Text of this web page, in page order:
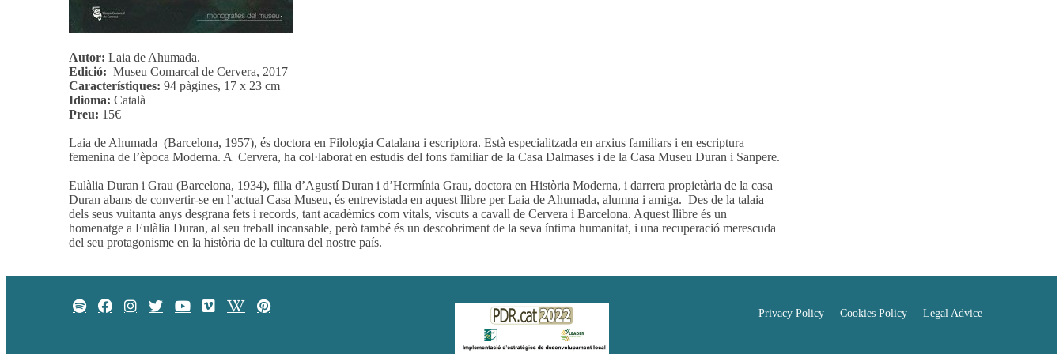
Autor: Laia de Ahumada.
Edició: Museu Comarcal de Cervera, 2017
Característiques: 94 pàgines, 17 x 23 cm
Idioma: Català
Preu: 15€
Laia de Ahumada (Barcelona, 1957), és doctora en Filologia Catalana i escriptora. Està especialitzada en arxius familiars i en escriptura
femenina de l’època Moderna. A Cervera, ha col·laborat en estudis del fons familiar de la Casa Dalmases i de la Casa Museu Duran i Sanpere.
Eulàlia Duran i Grau (Barcelona, 1934), filla d’Agustí Duran i d’Hermínia Grau, doctora en Història Moderna, i darrera propietària de la casa
Duran abans de convertir-se en l’actual Casa Museu, és entrevistada en aquest llibre per Laia de Ahumada, alumna i amiga. Des de la talaia
dels seus vuitanta anys desgrana fets i records, tant acadèmics com vitals, viscuts a cavall de Cervera i Barcelona. Aquest llibre és un
homenatge a Eulàlia Duran, al seu treball incansable, però també és un descobriment de la seva íntima humanitat, i una recuperació merescuda
del seu protagonisme en la història de la cultura del nostre país.
Legal Advice
Cookies Policy
Privacy Policy